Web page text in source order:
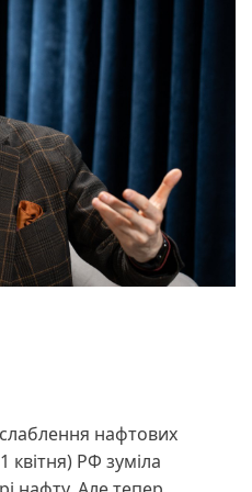
нафтових
квітня) РФ зуміла